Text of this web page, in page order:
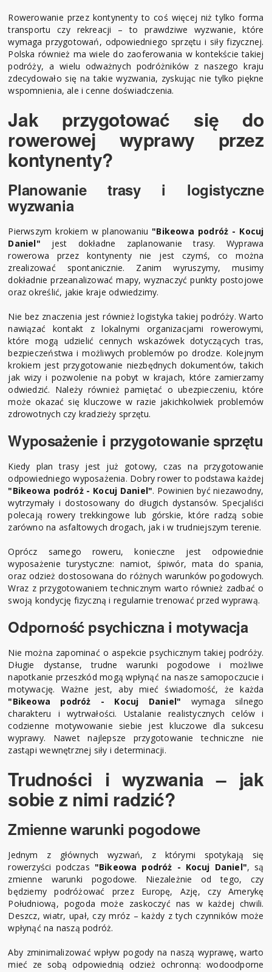
Rowerowanie przez kontynenty to coś więcej niż tylko forma
transportu czy rekreacji – to prawdziwe wyzwanie, które
wymaga przygotowań, odpowiedniego sprzętu i siły fizycznej.
Polska również ma wiele do zaoferowania w kontekście takiej
podróży, a wielu odważnych podróżników z naszego kraju
zdecydowało się na takie wyzwania, zyskując nie tylko piękne
wspomnienia, ale i cenne doświadczenia.
Jak przygotować się do
rowerowej wyprawy przez
kontynenty?
Planowanie trasy i logistyczne
wyzwania
Pierwszym krokiem w planowaniu "Bikeowa podróż - Kocuj
Daniel" jest dokładne zaplanowanie trasy. Wyprawa
rowerowa przez kontynenty nie jest czymś, co można
zrealizować spontanicznie. Zanim wyruszymy, musimy
dokładnie przeanalizować mapy, wyznaczyć punkty postojowe
oraz określić, jakie kraje odwiedzimy.
Nie bez znaczenia jest również logistyka takiej podróży. Warto
nawiązać kontakt z lokalnymi organizacjami rowerowymi,
które mogą udzielić cennych wskazówek dotyczących tras,
bezpieczeństwa i możliwych problemów po drodze. Kolejnym
krokiem jest przygotowanie niezbędnych dokumentów, takich
jak wizy i pozwolenie na pobyt w krajach, które zamierzamy
odwiedzić. Należy również pamiętać o ubezpieczeniu, które
może okazać się kluczowe w razie jakichkolwiek problemów
zdrowotnych czy kradzieży sprzętu.
Wyposażenie i przygotowanie sprzętu
Kiedy plan trasy jest już gotowy, czas na przygotowanie
odpowiedniego wyposażenia. Dobry rower to podstawa każdej
"Bikeowa podróż - Kocuj Daniel". Powinien być niezawodny,
wytrzymały i dostosowany do długich dystansów. Specjaliści
polecają rowery trekkingowe lub górskie, które radzą sobie
zarówno na asfaltowych drogach, jak i w trudniejszym terenie.
Oprócz samego roweru, konieczne jest odpowiednie
wyposażenie turystyczne: namiot, śpiwór, mata do spania,
oraz odzież dostosowana do różnych warunków pogodowych.
Wraz z przygotowaniem technicznym warto również zadbać o
swoją kondycję fizyczną i regularnie trenować przed wyprawą.
Odporność psychiczna i motywacja
Nie można zapominać o aspekcie psychicznym takiej podróży.
Długie dystanse, trudne warunki pogodowe i możliwe
napotkanie przeszkód mogą wpłynąć na nasze samopoczucie i
motywację. Ważne jest, aby mieć świadomość, że każda
"Bikeowa podróż - Kocuj Daniel" wymaga silnego
charakteru i wytrwałości. Ustalanie realistycznych celów i
codzienne motywowanie siebie jest kluczowe dla sukcesu
wyprawy. Nawet najlepsze przygotowanie techniczne nie
zastąpi wewnętrznej siły i determinacji.
Trudności i wyzwania – jak
sobie z nimi radzić?
Zmienne warunki pogodowe
Jednym z głównych wyzwań, z którymi spotykają się
rowerzyści podczas "Bikeowa podróż - Kocuj Daniel", są
zmienne warunki pogodowe. Niezależnie od tego, czy
będziemy podróżować przez Europę, Azję, czy Amerykę
Południową, pogoda może zaskoczyć nas w każdej chwili.
Deszcz, wiatr, upał, czy mróz – każdy z tych czynników może
wpłynąć na naszą podróż.
Aby zminimalizować wpływ pogody na naszą wyprawę, warto
mieć ze sobą odpowiednią odzież ochronną: wodoodporne